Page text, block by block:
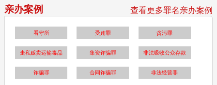
亲办案例 查看更多罪名亲办案例
看守所 受贿罪 贪污罪
走私贩卖运输毒品 集资诈骗罪 非法吸收公众存款
诈骗罪 合同诈骗罪 非法经营罪